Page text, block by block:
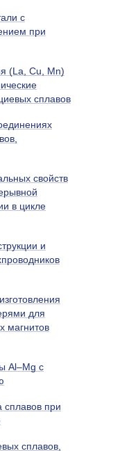
с
при
(La, Cu, Mn)
сплавов
свойств
в цикле
и
для
магнитов
Al–Mg с
сплавов при
сплавов,